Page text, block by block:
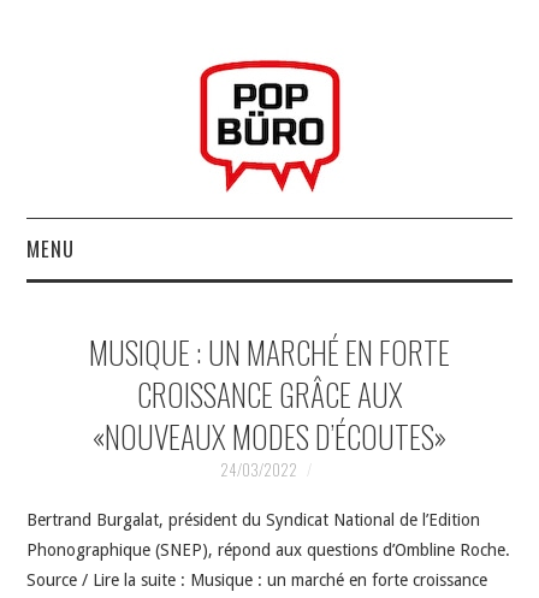
MENU
MUSIQUESACTUELLES.NET
GABBA GABBA HEY !
INDÉPENDANTS
MUSIQUE : UN MARCHÉ EN FORTE
CROISSANCE GRÂCE AUX
«NOUVEAUX MODES D’ÉCOUTES»
24/03/2022
Bertrand Burgalat, président du Syndicat National de l’Edition
Phonographique (SNEP), répond aux questions d’Ombline Roche.
Source / Lire la suite : Musique : un marché en forte croissance